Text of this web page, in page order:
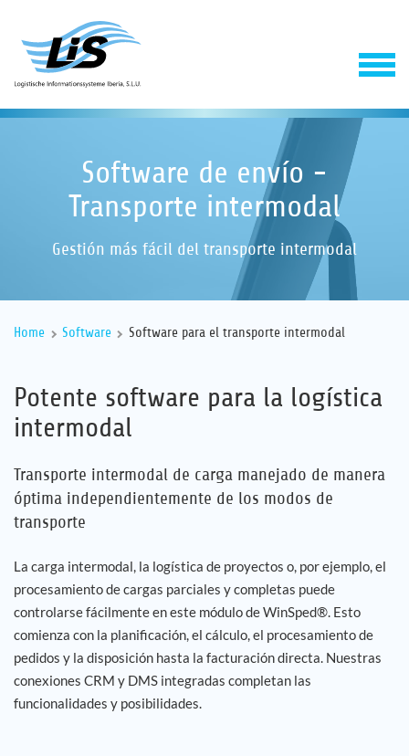
Software
Empresa
Referencias
Contáctenos
ES
Software de envío -
Transporte intermodal
Gestión más fácil del transporte intermodal
Home Software Software para el transporte intermodal
Potente software para la logística
intermodal
Transporte intermodal de carga manejado de manera
óptima independientemente de los modos de
transporte
La carga intermodal, la logística de proyectos o, por ejemplo, el
procesamiento de cargas parciales y completas puede
controlarse fácilmente en este módulo de WinSped®. Esto
comienza con la planificación, el cálculo, el procesamiento de
pedidos y la disposición hasta la facturación directa. Nuestras
conexiones CRM y DMS integradas completan las
funcionalidades y posibilidades.